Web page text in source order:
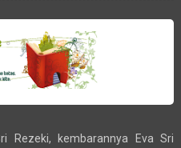
Rezeki, kembarannya Eva Sri